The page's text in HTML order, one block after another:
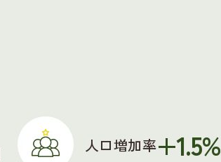
人口増加率+1.5%